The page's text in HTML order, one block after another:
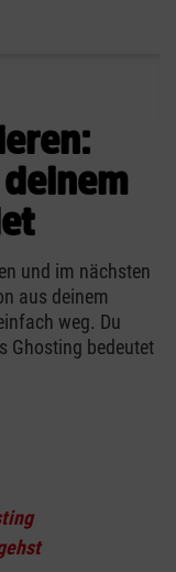
und im nächsten
aus deinem
weg. Du
Ghosting bedeutet